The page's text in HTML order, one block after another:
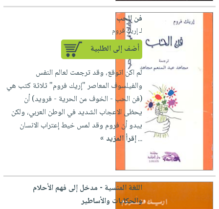
فن الحب
لـ إريك فروم
أضف إلى الطلبية
لم اكن اتوقع، وقد ترجمت لعالم النفس
والفيلسوف المعاصر "إريك فروم" ثلاثة كتب هي
(فن الحب - الخوف من الحرية - فرويد) أن
يحظى الاعجاب الشديد في الوطن العربي، ولكن
يبدو أن فروم وقد لمس خيط إعتراب الانسان
...إقرأ المزيد »
اللغة المنسية - مدخل إلى فهم الأحلام
والحكايات والأساطير